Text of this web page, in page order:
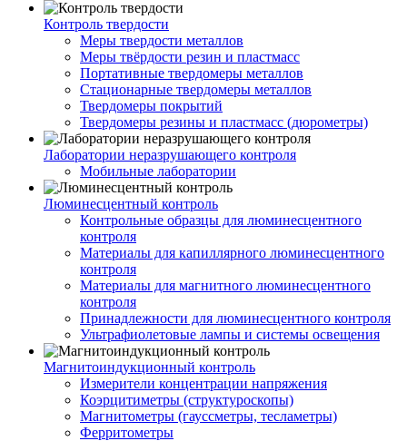
Контроль твердости
Меры твердости металлов
Меры твёрдости резин и пластмасс
Портативные твердомеры металлов
Стационарные твердомеры металлов
Твердомеры покрытий
Твердомеры резины и пластмасс (дюрометры)
Лаборатории неразрушающего контроля
Мобильные лаборатории
Люминесцентный контроль
Контрольные образцы для люминесцентного
контроля
Материалы для капиллярного люминесцентного
контроля
Материалы для магнитного люминесцентного
контроля
Принадлежности для люминесцентного контроля
Ультрафиолетовые лампы и системы освещения
Магнитоиндукционный контроль
Измерители концентрации напряжения
Коэрцитиметры (структуроскопы)
Магнитометры (гауссметры, тесламетры)
Ферритометры